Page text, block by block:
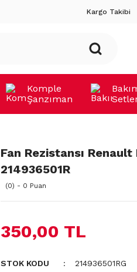
Kargo Takibi
Komple
Şanzıman
Fan Rezistansı
214936501R
(0) - 0 Puan
350,00 TL
STOK KODU
214936501RG